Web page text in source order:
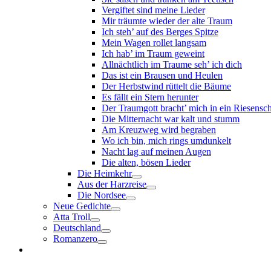
Vergiftet sind meine Lieder
Mir träumte wieder der alte Traum
Ich steh’ auf des Berges Spitze
Mein Wagen rollet langsam
Ich hab’ im Traum geweint
Allnächtlich im Traume seh’ ich dich
Das ist ein Brausen und Heulen
Der Herbstwind rüttelt die Bäume
Es fällt ein Stern herunter
Der Traumgott bracht’ mich in ein
Die Mitternacht war kalt und stumm
Am Kreuzweg wird begraben
Wo ich bin, mich rings umdunkelt
Nacht lag auf meinen Augen
Die alten, bösen Lieder
Die Heimkehr
Aus der Harzreise
Die Nordsee
Neue Gedichte
Atta Troll
Deutschland
Romanzero